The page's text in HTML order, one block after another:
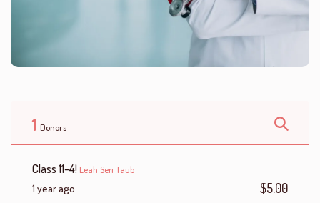
1 Donors
Class 11-4! Leah Seri Taub
1 year ago $5.00